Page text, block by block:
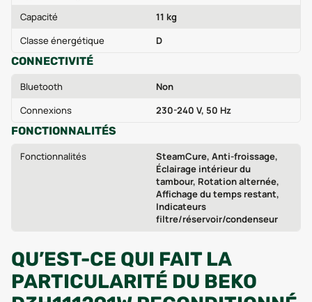
Capacité
11 kg
Classe énergétique
D
CONNECTIVITÉ
Bluetooth
Non
Connexions
230-240 V, 50 Hz
FONCTIONNALITÉS
Fonctionnalités
SteamCure, Anti-froissage,
Éclairage intérieur du
tambour, Rotation alternée,
Affichage du temps restant,
Indicateurs
filtre/réservoir/condenseur
QU’EST-CE QUI FAIT LA
PARTICULARITÉ DU BEKO